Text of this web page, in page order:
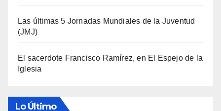
Las últimas 5 Jornadas Mundiales de la Juventud
(JMJ)
El sacerdote Francisco Ramírez, en El Espejo de la
Iglesia
Lo Último